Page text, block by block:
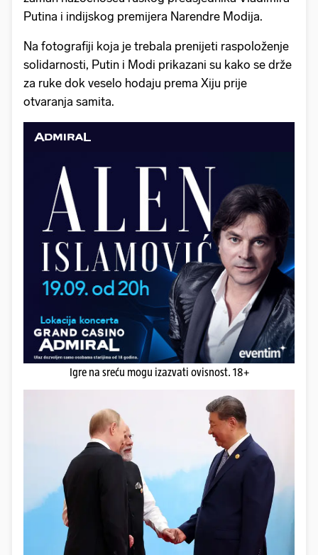
Putina i indijskog premijera Narendre Modija.
Na fotografiji koja je trebala prenijeti raspoloženje
solidarnosti, Putin i Modi prikazani su kako se drže
za ruke dok veselo hodaju prema Xiju prije
otvaranja samita.
Igre na sreću mogu izazvati ovisnost. 18+